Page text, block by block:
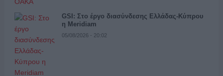
GSI: Στο έργο διασύνδεσης Ελλάδας-Κύπρου
η Meridiam
05/08/2026 - 20:02